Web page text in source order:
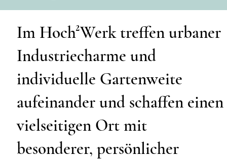
Im Hoch²Werk treffen urbaner
Industriecharme und
individuelle Gartenweite
aufeinander und schaffen einen
vielseitigen Ort mit
besonderer, persönlicher